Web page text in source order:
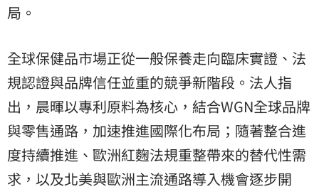
局。
全球保健品市場正從一般保養走向臨床實證、法
規認證與品牌信任並重的競爭新階段。法人指
出，晨暉以專利原料為核心，結合WGN全球品牌
與零售通路，加速推進國際化布局；隨著整合進
度持續推進、歐洲紅麴法規重整帶來的替代性需
求，以及北美與歐洲主流通路導入機會逐步開